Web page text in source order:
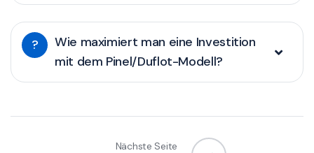
?
Wie maximiert man eine Investition
mit dem Pinel/Duflot-Modell?
Nächste Seite